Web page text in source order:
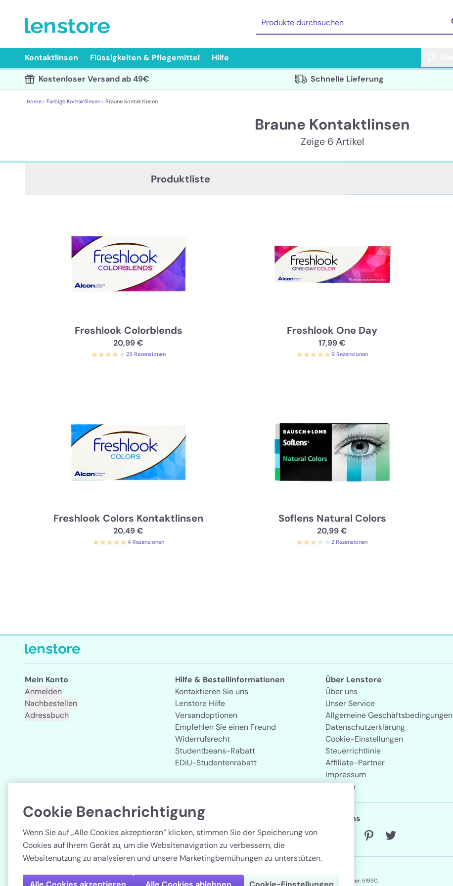
Kontaktlinsen Flüssigkeiten & Pflegemittel Hilfe
Kostenloser Versand ab 49€ Schnelle Lieferung
Home › Farbige Kontaktlinsen › Braune Kontaktlinsen
Braune Kontaktlinsen
Zeige 6 Artikel
Produktliste
Freshlook Colorblends
20,99 €
23 Rezensionen
Freshlook One Day
17,99 €
9 Rezensionen
Freshlook Colors Kontaktlinsen
20,49 €
4 Rezensionen
Soflens Natural Colors
20,99 €
2 Rezensionen
Mein Konto
Anmelden
Nachbestellen
Adressbuch
Hilfe & Bestellinformationen
Kontaktieren Sie uns
Lenstore Hilfe
Versandoptionen
Empfehlen Sie einen Freund
Widerrufsrecht
Studentbeans-Rabatt
EDiU-Studentenrabatt
Über Lenstore
Über uns
Unser Service
Allgemeine
Datenschutzerklärung
Cookie-Einstellungen
Steuerrichtlinie
Affiliate-Partner
Impressum
Sitemap
Folgen Sie uns
Land
Lenstore.de. Registernummer: 51990.
Cookie Benachrichtigung
Wenn Sie auf „Alle Cookies akzeptieren“ klicken, stimmen Sie der Speicherung von
Cookies auf Ihrem Gerät zu, um die Websitenavigation zu verbessern, die
Websitenutzung zu analysieren und unsere Marketingbemühungen zu unterstützen.